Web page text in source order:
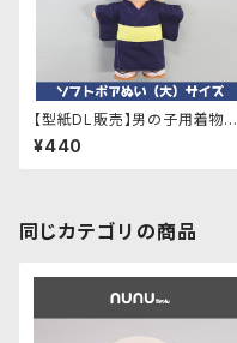
【型紙DL販売】男の子用着物＆
草履つき足袋の型紙：ソフトボア
ぬい(大)サイズ
¥440
同じカテゴリの商品